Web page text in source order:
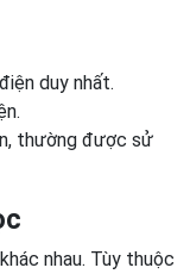
duy nhất.
thường được sử
nhau. Tùy thuộc